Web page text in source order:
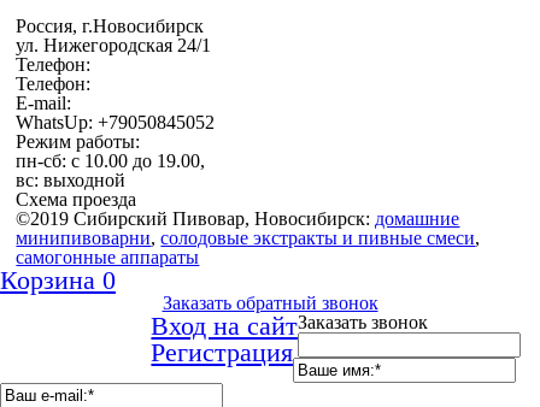
Россия, г.Новосибирск
ул. Нижегородская 24/1
Телефон:
Телефон:
E-mail:
WhatsUp: +79050845052
Режим работы:
пн-сб: с 10.00 до 19.00,
вс: выходной
Схема проезда
©2019 Сибирский Пивовар, Новосибирск:домашние
минипивоварни,cолодовые экстракты и пивные смеси,
самогонные аппараты
Корзина 0
Заказать обратный звонок
Вход на сайт
Регистрация
Заказать звонок